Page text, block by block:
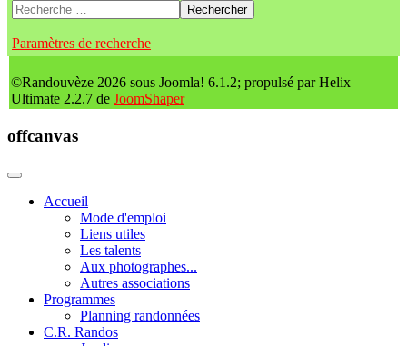
Rechercher
Paramètres de recherche
©Randouvèze 2026 sous Joomla! 6.1.2; propulsé par Helix
Ultimate 2.2.7 de JoomShaper
offcanvas
Accueil
Mode d'emploi
Liens utiles
Les talents
Aux photographes...
Autres associations
Programmes
Planning randonnées
C.R. Randos